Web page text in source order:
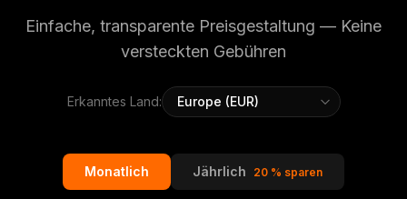
Einfache, transparente Preisgestaltung — Keine
versteckten Gebühren
Erkanntes Land:
Monatlich Jährlich 20 % sparen